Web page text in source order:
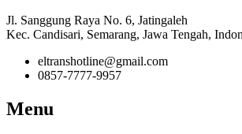
Jl. Sanggung Raya No. 6, Jatingaleh
Kec. Candisari, Semarang, Jawa Tengah,
eltranshotline@gmail.com
0857-7777-9957
Menu